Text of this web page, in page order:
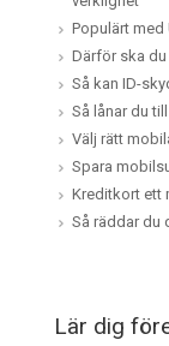
Populärt
Därför ska
Så kan ID-
Så lånar du
Välj rätt
Spara
Kreditkort ett
Så räddar du
Lär dig